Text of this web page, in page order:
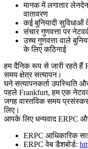
मानक में लगातार
वातावरण
कई बुनियादी सुविधाओं
संचार गुणवत्ता पर
उच्च गुणवत्ता वाले
के लिए कठिनाई
हम दैनिक रूप से जारी रहते हैं
समय क्षेत्र सत्यापन।
घने सत्यापनकर्ता उपस्थिति
पहले Frankfurt, हम एक
जगह वास्तविक समय
लिए।
आपके लिए धन्यवाद ERPC
ERPC आधिकारिक
ERPC वेब डैशबोर्ड: